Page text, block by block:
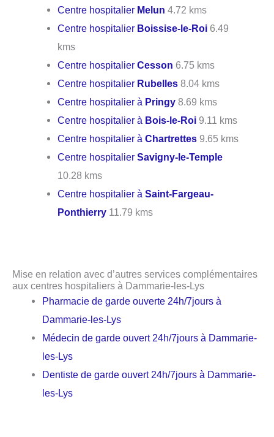
Centre hospitalier Melun 4.72 kms
Centre hospitalier Boissise-le-Roi 6.49
kms
Centre hospitalierCesson 6.75 kms
Centre hospitalier Rubelles 8.04 kms
Centre hospitalier à Pringy 8.69 kms
Centre hospitalier à Bois-le-Roi 9.11 kms
Centre hospitalier àChartrettes 9.65 kms
Centre hospitalierSavigny-le-Temple
10.28 kms
Centre hospitalier àSaint-Fargeau-
Ponthierry 11.79 kms
Mise en relation avec d’autres services complémentaires
aux centres hospitaliers à Dammarie-les-Lys
Pharmacie de garde ouverte 24h/7jours à
Dammarie-les-Lys
Médecin de garde ouvert 24h/7jours à Dammarie-
les-Lys
Dentiste de garde ouvert 24h/7jours à Dammarie-
les-Lys